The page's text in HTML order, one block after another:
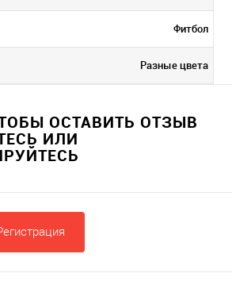
Фитбол
Разные цвета
ОСТАВИТЬ ОТЗЫВ
ИЛИ